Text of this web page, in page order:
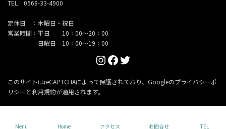
TEL 0568-33-4900
定休日 ：木曜日・祝日
営業時間：平日 10：00～20：00
日曜日 10：00～19：00
Instagram
Facebook
Twitter
このサイトはreCAPTCHAによって保護されており、Googleのプライバシーポ
リシーと利用規約が適用されます。
Copyright © Hallshot All Rights Reserved.
Menu Home アクセス お問合せ TEL